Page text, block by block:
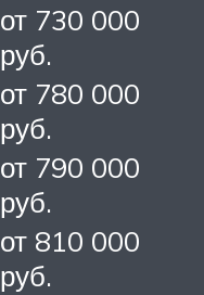
от 730 000
руб.
от 780 000
руб.
от 790 000
руб.
от 810 000
руб.